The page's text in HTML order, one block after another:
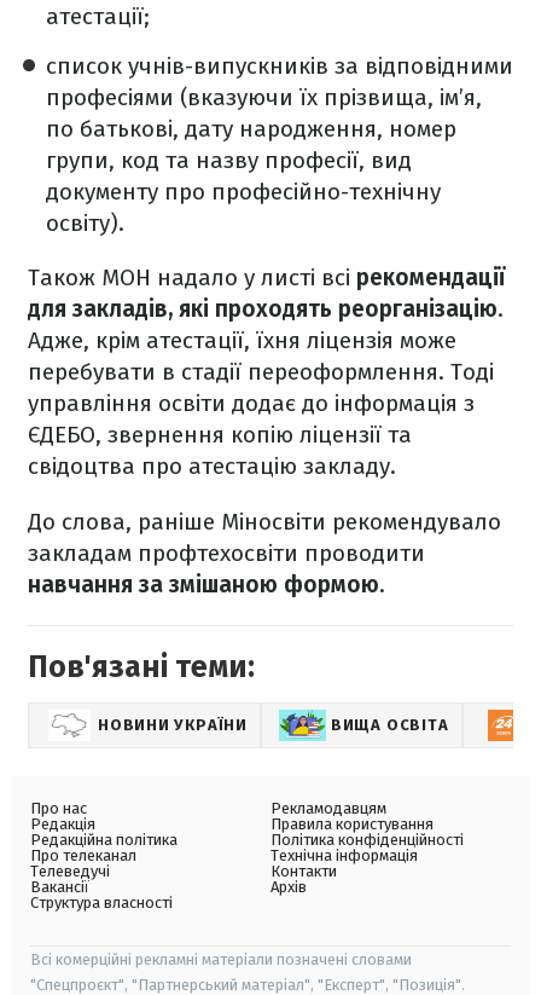
атестації;
список учнів-випускників за відповідними
професіями (вказуючи їх прізвища, ім’я,
по батькові, дату народження, номер
групи, код та назву професії, вид
документу про професійно-технічну
освіту).
Також МОН надало у листі всі рекомендації
для закладів, які проходять реорганізацію.
Адже, крім атестації, їхня ліцензія може
перебувати в стадії переоформлення. Тоді
управління освіти додає до інформація з
ЄДЕБО, звернення копію ліцензії та
свідоцтва про атестацію закладу.
До слова, раніше Міносвіти рекомендувало
закладам профтехосвіти проводити
навчання за змішаною формою.
Пов'язані теми:
НОВИНИ УКРАЇНИ ВИЩА ОСВІТА
Про нас
Редакція
Редакційна політика
Про телеканал
Телеведучі
Вакансії
Структура власності
Рекламодавцям
Правила користування
Політика конфіденційності
Технічна інформація
Контакти
Архів
Всі комерційні рекламні матеріали позначені словами
"Спецпроєкт", "Партнерський матеріал", "Експерт", "Позиція".